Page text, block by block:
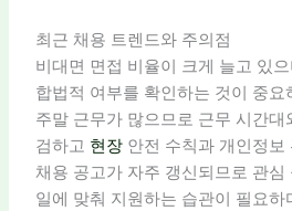
최근 채용 트렌드와 주의점
비대면 면접 비율이 크게 늘고 있
합법적 여부를 확인하는 것이 중요
주말 근무가 많으므로 근무 시간대
검하고 현장안전 수칙과 개인정보
채용 공고가 자주 갱신되므로 관
일에 맞춰 지원하는 습관이 필요하